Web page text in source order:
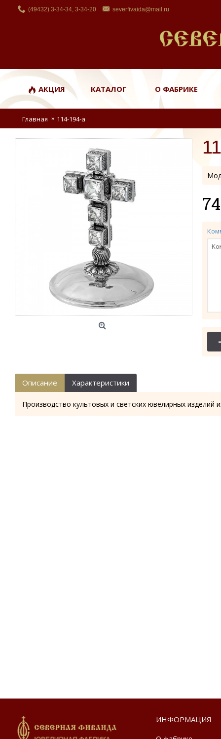
(49432) 3-34-34, 3-34-20 severfivaida@mail.ru
АКЦИЯ КАТАЛОГ О ФАБРИКЕ
Главная 114-194-а
-
Описание Характеристики
Производство культовых и светских ювелирных изделий
ИНФОРМАЦИЯ